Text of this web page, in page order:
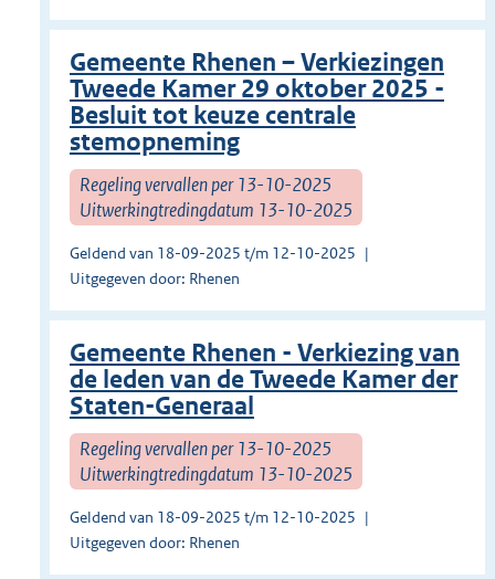
Gemeente Rhenen – Verkiezingen
Tweede Kamer 29 oktober 2025 -
Besluit tot keuze centrale
stemopneming
Regeling vervallen per 13-10-2025
Uitwerkingtredingdatum 13-10-2025
Geldend van 18-09-2025 t/m 12-10-2025
Uitgegeven door: Rhenen
Gemeente Rhenen - Verkiezing van
de leden van de Tweede Kamer der
Staten-Generaal
Regeling vervallen per 13-10-2025
Uitwerkingtredingdatum 13-10-2025
Geldend van 18-09-2025 t/m 12-10-2025
Uitgegeven door: Rhenen